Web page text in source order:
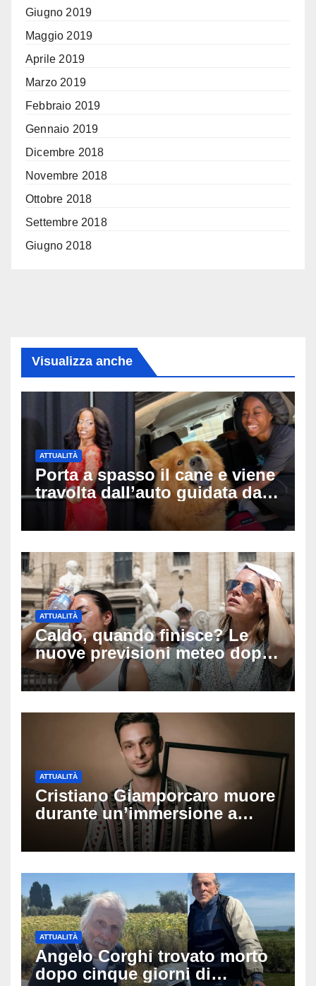
Giugno 2019
Maggio 2019
Aprile 2019
Marzo 2019
Febbraio 2019
Gennaio 2019
Dicembre 2018
Novembre 2018
Ottobre 2018
Settembre 2018
Giugno 2018
Visualizza anche
ATTUALITÀ
Porta a spasso il cane e viene
travolta dall’auto guidata da
due bambini di 4 e 6 anni: l’ex
miss Kiara Bowling lotta tra la
ATTUALITÀ
Caldo, quando finisce? Le
nuove previsioni meteo dopo
Ferragosto: ecco quando
potrebbe arrivare la svolta
ATTUALITÀ
Cristiano Giamporcaro muore
durante un’immersione a
Lampedusa: aperta
un’inchiesta per omicidio
tragedia
ATTUALITÀ
Angelo Corghi trovato morto
dopo cinque giorni di